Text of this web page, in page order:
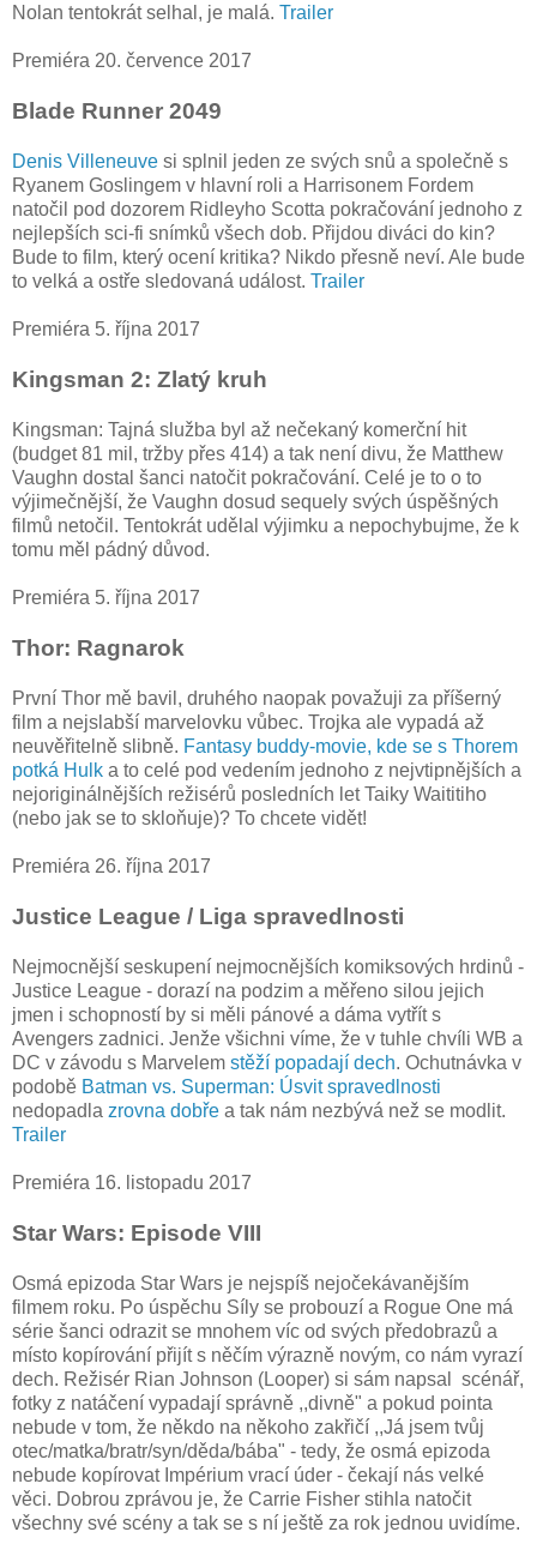
Nolan tentokrát selhal, je malá. Trailer
Premiéra 20. července 2017
Blade Runner 2049
Denis Villeneuve si splnil jeden ze svých snů a společně s
Ryanem Goslingem v hlavní roli a Harrisonem Fordem
natočil pod dozorem Ridleyho Scotta pokračování jednoho z
nejlepších sci-fi snímků všech dob. Přijdou diváci do kin?
Bude to film, který ocení kritika? Nikdo přesně neví. Ale bude
to velká a ostře sledovaná událost. Trailer
Premiéra 5. října 2017
Kingsman 2: Zlatý kruh
Kingsman: Tajná služba byl až nečekaný komerční hit
(budget 81 mil, tržby přes 414) a tak není divu, že Matthew
Vaughn dostal šanci natočit pokračování. Celé je to o to
výjimečnější, že Vaughn dosud sequely svých úspěšných
filmů netočil. Tentokrát udělal výjimku a nepochybujme, že k
tomu měl pádný důvod.
Premiéra 5. října 2017
Thor: Ragnarok
První Thor mě bavil, druhého naopak považuji za příšerný
film a nejslabší marvelovku vůbec. Trojka ale vypadá až
neuvěřitelně slibně. Fantasy buddy-movie, kde se s Thorem
potká Hulk a to celé pod vedením jednoho z nejvtipnějších a
nejoriginálnějších režisérů posledních let Taiky Waititiho
(nebo jak se to skloňuje)? To chcete vidět!
Premiéra 26. října 2017
Justice League / Liga spravedlnosti
Nejmocnější seskupení nejmocnějších komiksových hrdinů -
Justice League - dorazí na podzim a měřeno silou jejich
jmen i schopností by si měli pánové a dáma vytřít s
Avengers zadnici. Jenže všichni víme, že v tuhle chvíli WB a
DC v závodu s Marvelem stěží popadají dech. Ochutnávka v
podobě Batman vs. Superman: Úsvit spravedlnosti
nedopadla zrovna dobře a tak nám nezbývá než se modlit.
Trailer
Premiéra 16. listopadu 2017
Star Wars: Episode VIII
Osmá epizoda Star Wars je nejspíš nejočekávanějším
filmem roku. Po úspěchu Síly se probouzí a Rogue One má
série šanci odrazit se mnohem víc od svých předobrazů a
místo kopírování přijít s něčím výrazně novým, co nám vyrazí
dech. Režisér Rian Johnson (Looper) si sám napsal scénář,
fotky z natáčení vypadají správně ,,divně" a pokud pointa
nebude v tom, že někdo na někoho zakřičí ,,Já jsem tvůj
otec/matka/bratr/syn/děda/bába" - tedy, že osmá epizoda
nebude kopírovat Impérium vrací úder - čekají nás velké
věci. Dobrou zprávou je, že Carrie Fisher stihla natočit
všechny své scény a tak se s ní ještě za rok jednou uvidíme.